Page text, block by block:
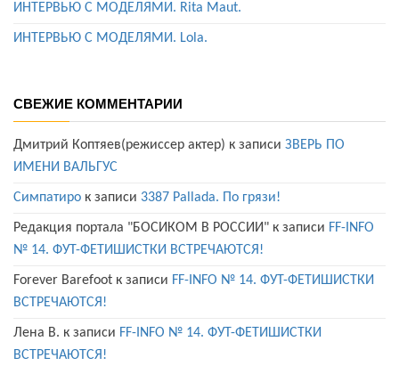
ИНТЕРВЬЮ С МОДЕЛЯМИ. Rita Maut.
ИНТЕРВЬЮ С МОДЕЛЯМИ. Lola.
СВЕЖИЕ КОММЕНТАРИИ
Дмитрий Коптяев(режиссер актер) к записи ЗВЕРЬ ПО
ИМЕНИ ВАЛЬГУС
Симпатиро к записи 3387 Pallada. По грязи!
Редакция портала "БОСИКОМ В РОССИИ" к записи FF-INFO
№ 14. ФУТ-ФЕТИШИСТКИ ВСТРЕЧАЮТСЯ!
Forever Barefoot к записи FF-INFO № 14. ФУТ-ФЕТИШИСТКИ
ВСТРЕЧАЮТСЯ!
Лена В. к записи FF-INFO № 14. ФУТ-ФЕТИШИСТКИ
ВСТРЕЧАЮТСЯ!